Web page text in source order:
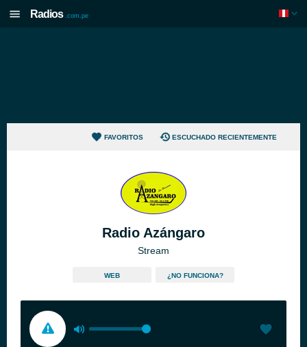
Radios .com.pe
FAVORITOS ESCUCHADO RECIENTEMENTE
Radio Azángaro
Stream
WEB ¿NO FUNCIONA?